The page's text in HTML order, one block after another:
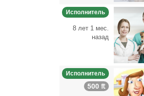
Исполнитель
8 лет 1 мес.
назад
Исполнитель
500 ₶